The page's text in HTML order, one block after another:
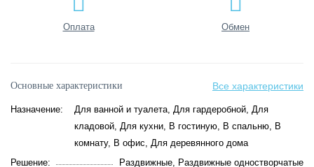
Оплата Обмен
Основные характеристики Все характеристики
Назначение:
Для ванной и туалета, Для гардеробной, Для
кладовой, Для кухни, В гостиную, В спальню, В
комнату, В офис, Для деревянного дома
Решение:
Раздвижные, Раздвижные одностворчатые